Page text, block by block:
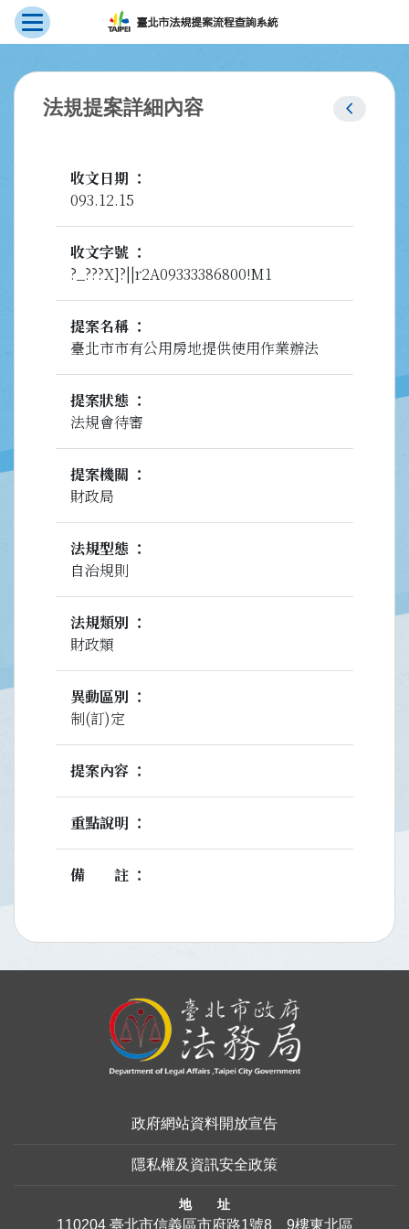
跳到主要內容
展開選單
法規提案詳細內容 chevron_left
收文日期
093.12.15
收文字號
?_???X]?||r2A09333386800!M1
提案名稱
臺北市市有公用房地提供使用作業辦法
提案狀態
法規會待審
提案機關
財政局
法規型態
自治規則
法規類別
財政類
異動區別
制(訂)定
提案內容
重點說明
備註
政府網站資料開放宣告
隱私權及資訊安全政策
地 址
110204 臺北市信義區市府路1號8、9樓東北區